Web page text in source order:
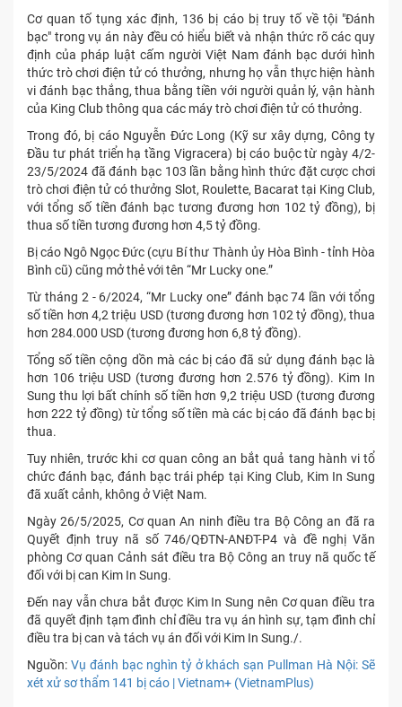
Cơ quan tố tụng xác định, 136 bị cáo bị truy tố về tội "Đánh
bạc" trong vụ án này đều có hiểu biết và nhận thức rõ các quy
định của pháp luật cấm người Việt Nam đánh bạc dưới hình
thức trò chơi điện tử có thưởng, nhưng họ vẫn thực hiện hành
vi đánh bạc thắng, thua bằng tiền với người quản lý, vận hành
của King Club thông qua các máy trò chơi điện tử có thưởng.
Trong đó, bị cáo Nguyễn Đức Long (Kỹ sư xây dựng, Công ty
Đầu tư phát triển hạ tầng Vigracera) bị cáo buộc từ ngày 4/2-
23/5/2024 đã đánh bạc 103 lần bằng hình thức đặt cược chơi
trò chơi điện tử có thưởng Slot, Roulette, Bacarat tại King Club,
với tổng số tiền đánh bạc tương đương hơn 102 tỷ đồng), bị
thua số tiền tương đương hơn 4,5 tỷ đồng.
Bị cáo Ngô Ngọc Đức (cựu Bí thư Thành ủy Hòa Bình - tỉnh Hòa
Bình cũ) cũng mở thẻ với tên “Mr Lucky one.”
Từ tháng 2 - 6/2024, “Mr Lucky one” đánh bạc 74 lần với tổng
số tiền hơn 4,2 triệu USD (tương đương hơn 102 tỷ đồng), thua
hơn 284.000 USD (tương đương hơn 6,8 tỷ đồng).
Tổng số tiền cộng dồn mà các bị cáo đã sử dụng đánh bạc là
hơn 106 triệu USD (tương đương hơn 2.576 tỷ đồng). Kim In
Sung thu lợi bất chính số tiền hơn 9,2 triệu USD (tương đương
hơn 222 tỷ đồng) từ tổng số tiền mà các bị cáo đã đánh bạc bị
thua.
Tuy nhiên, trước khi cơ quan công an bắt quả tang hành vi tổ
chức đánh bạc, đánh bạc trái phép tại King Club, Kim In Sung
đã xuất cảnh, không ở Việt Nam.
Ngày 26/5/2025, Cơ quan An ninh điều tra Bộ Công an đã ra
Quyết định truy nã số 746/QĐTN-ANĐT-P4 và đề nghị Văn
phòng Cơ quan Cảnh sát điều tra Bộ Công an truy nã quốc tế
đối với bị can Kim In Sung.
Đến nay vẫn chưa bắt được Kim In Sung nên Cơ quan điều tra
đã quyết định tạm đình chỉ điều tra vụ án hình sự, tạm đình chỉ
điều tra bị can và tách vụ án đối với Kim In Sung./.
Nguồn: Vụ đánh bạc nghìn tỷ ở khách sạn Pullman Hà Nội: Sẽ
xét xử sơ thẩm 141 bị cáo | Vietnam+ (VietnamPlus)